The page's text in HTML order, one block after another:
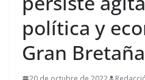
política y
Gran Bretaña